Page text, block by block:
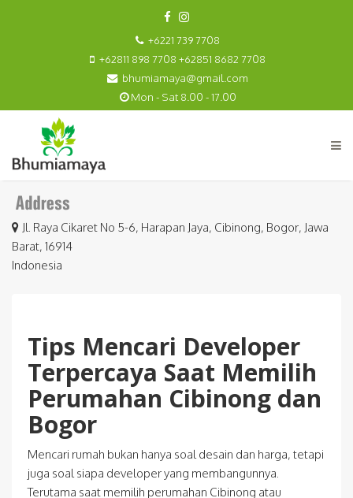
+6221 739 7708
+62811 898 7708 +62851 8682 7708
bhumiamaya@gmail.com
Mon - Sat 8.00 - 17.00
Jl. Raya Cikaret No 5-6, Harapan Jaya, Cibinong, Bogor, Jawa
Barat, 16914
Indonesia
Tips Mencari Developer
Terpercaya Saat Memilih
Perumahan Cibinong dan
Bogor
Mencari rumah bukan hanya soal desain dan harga, tetapi
juga soal siapa developer yang membangunnya.
Terutama saat memilih perumahan Cibinong atau